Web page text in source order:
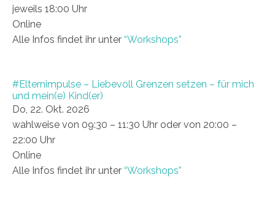
jeweils 18:00 Uhr
Online
Alle Infos findet ihr unter “Workshops”
#Elternimpulse – Liebevoll Grenzen setzen – für mich
und mein(e) Kind(er)
Do, 22. Okt. 2026
wahlweise von 09:30 – 11:30 Uhr oder von 20:00 –
22:00 Uhr
Online
Alle Infos findet ihr unter “Workshops”